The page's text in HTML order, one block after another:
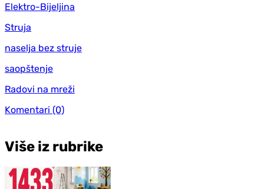
Elektro-Bijeljina
Struja
naselja bez struje
saopštenje
Radovi na mreži
Komentari (0)
Više iz rubrike